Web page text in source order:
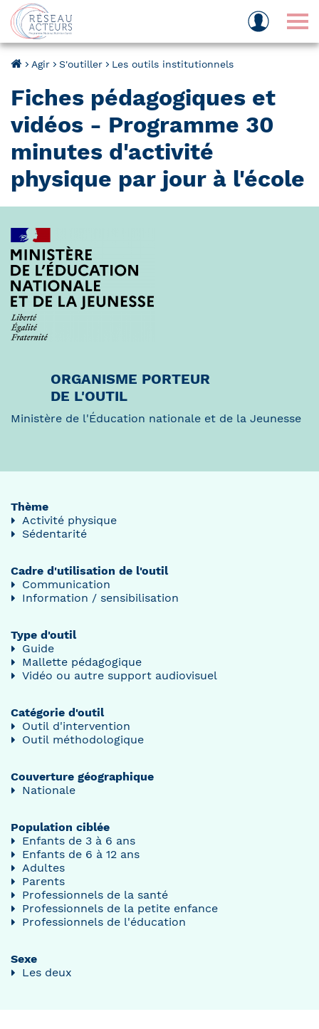
Agir S'outiller Les outils institutionnels
Fiches pédagogiques et
vidéos - Programme 30
minutes d'activité
physique par jour à l'école
ORGANISME PORTEUR
DE L'OUTIL
Ministère de l'Éducation nationale et de la Jeunesse
Thème
Activité physique
Sédentarité
Cadre d'utilisation de l'outil
Communication
Information / sensibilisation
Type d'outil
Guide
Mallette pédagogique
Vidéo ou autre support audiovisuel
Catégorie d'outil
Outil d'intervention
Outil méthodologique
Couverture géographique
Nationale
Population ciblée
Enfants de 3 à 6 ans
Enfants de 6 à 12 ans
Adultes
Parents
Professionnels de la santé
Professionnels de la petite enfance
Professionnels de l'éducation
Sexe
Les deux